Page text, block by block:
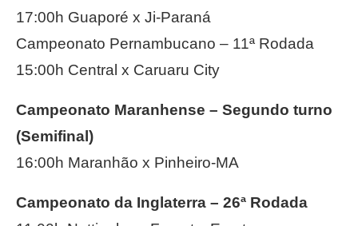
17:00h Guaporé x Ji-Paraná
Campeonato Pernambucano – 11ª Rodada
15:00h Central x Caruaru City
Campeonato Maranhense – Segundo turno
(Semifinal)
16:00h Maranhão x Pinheiro-MA
Campeonato da Inglaterra – 26ª Rodada